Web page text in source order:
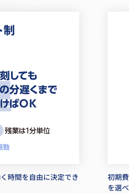
制
時間を自由に決定でき
初期
を選べ